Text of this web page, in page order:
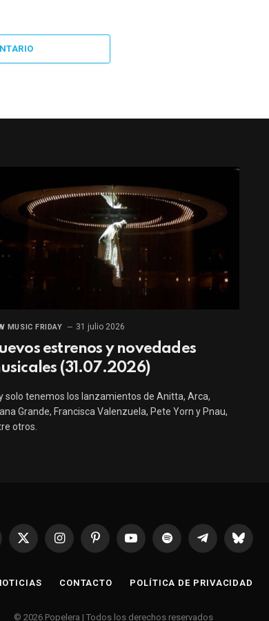
MUSIC FRIDAY 31 julio 2026
estrenos y novedades
(31.07.2026)
solo tenemos los lanzamientos de Anitta, Arca,
Grande, Francisca Valenzuela, Pete Yorn y Pnau,
otros.
X
InstagramPinterestYouTubeSpotify TelegramaBluesky
CONTACTO POLÍTICA DE PRIVACIDAD
© 2026 Popelera | Todos los derechos reservados